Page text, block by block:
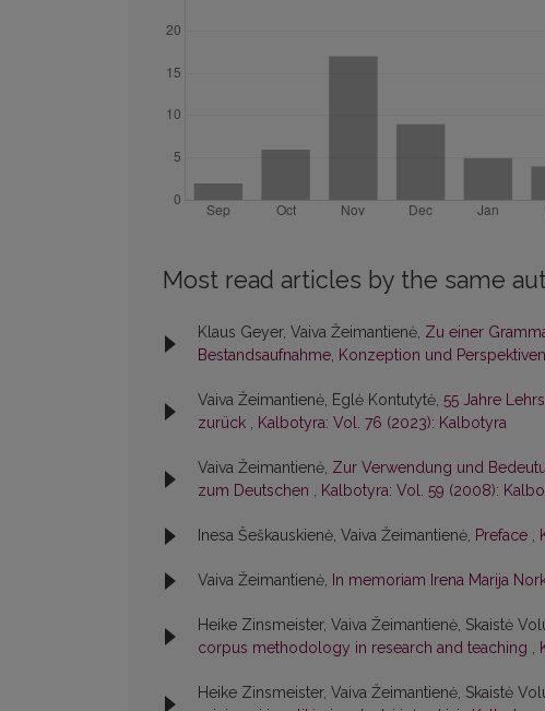
Most read articles by the same
Klaus Geyer, Vaiva Žeimantienė, Zu einer
Bestandsaufnahme, Konzeption und Perspektiven
Vaiva Žeimantienė, Eglė Kontutytė, 55 Jahre
zurück , Kalbotyra: Vol. 76 (2023): Kalbotyra
Vaiva Žeimantienė, Zur Verwendung und
zum Deutschen , Kalbotyra: Vol. 59 (2008):
Inesa Šeškauskienė, Vaiva Žeimantienė, Preface ,
Vaiva Žeimantienė, In memoriam Irena Marija
Heike Zinsmeister, Vaiva Žeimantienė, Skaistė
corpus methodology in research and teaching ,
Heike Zinsmeister, Vaiva Žeimantienė, Skaistė